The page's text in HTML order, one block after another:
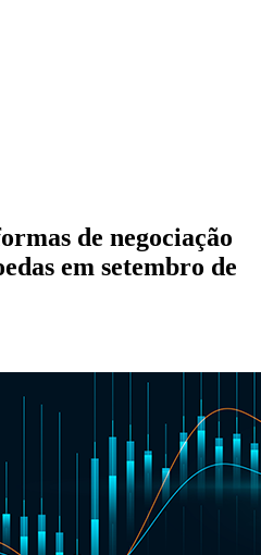
de negociação
em setembro de